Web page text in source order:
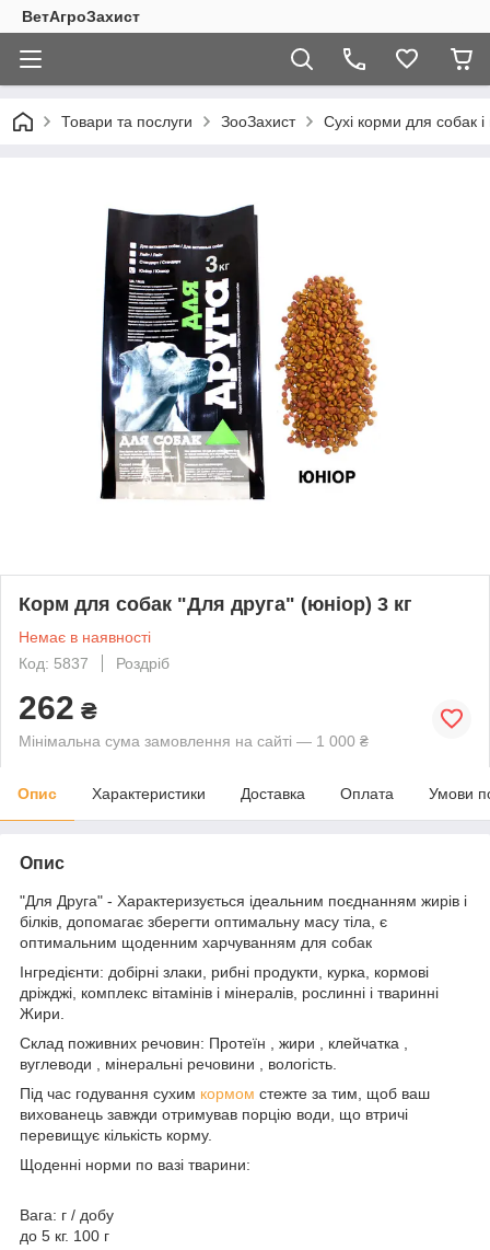
ВетАгроЗахист
Товари та послуги ЗооЗахист Сухі корми для собак і
Корм для собак "Для друга" (юніор) 3 кг
Немає в наявності
Код: 5837
Роздріб
262 ₴
Мінімальна сума замовлення на сайті — 1 000 ₴
Опис Характеристики Доставка Оплата Умови
Опис
"Для Друга" - Характеризується ідеальним поєднанням жирів і
білків, допомагає зберегти оптимальну масу тіла, є
оптимальним щоденним харчуванням для собак
Інгредієнти: добірні злаки, рибні продукти, курка, кормові
дріжджі, комплекс вітамінів і мінералів, рослинні і тваринні
Жири.
Склад поживних речовин: Протеїн , жири , клейчатка ,
вуглеводи , мінеральні речовини , вологість.
Під час годування сухим кормом стежте за тим, щоб ваш
вихованець завжди отримував порцію води, що втричі
перевищує кількість корму.
Щоденні норми по вазі тварини:
Вага: г / добу
до 5 кг. 100 г